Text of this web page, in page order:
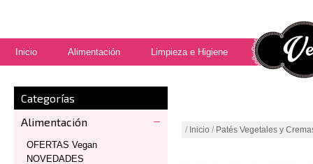
Inicio Alimentación Limpieza e Higiene
Categorías
Alimentación
OFERTAS Vegan
NOVEDADES
/ Inicio / Patés Vegetales y